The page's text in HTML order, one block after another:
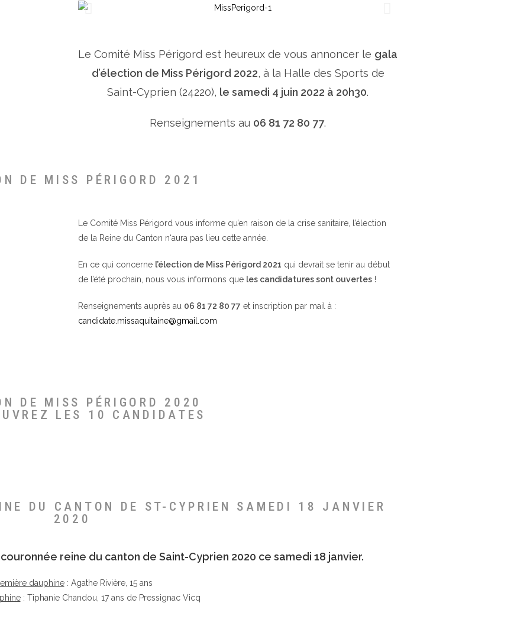
Le Comité Miss Périgord est heureux de vous annoncer le gala
d’élection de Miss Périgord 2022, à la Halle des Sports de
Saint-Cyprien (24220), le samedi 4 juin 2022 à 20h30.
Renseignements au 06 81 72 80 77.
DE MISS PÉRIGORD 2021
Le Comité Miss Périgord vous informe qu’en raison de la crise sanitaire, l’élection
de la Reine du Canton n‘aura pas lieu cette année.
En ce qui concerne l’élection de Miss Périgord 2021 qui devrait se tenir au début
de l’été prochain, nous vous informons que les candidatures sont ouvertes !
Renseignements auprès au 06 81 72 80 77 et inscription par mail à :
candidate.missaquitaine@gmail.com
DE MISS PÉRIGORD 2020
LES 10 CANDIDATES
DU CANTON DE ST-CYPRIEN SAMEDI 18 JANVIER
2020
couronnée reine du canton de Saint-Cyprien 2020 ce samedi 18 janvier.
dauphine: Agathe Rivière, 15 ans
: Tiphanie Chandou, 17 ans de Pressignac Vicq